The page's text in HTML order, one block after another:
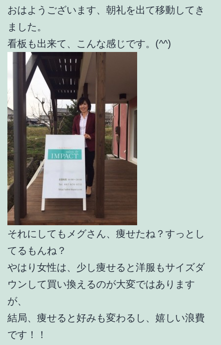
おはようございます、朝礼を出て移動してき
ました。
看板も出来て、こんな感じです。(^^)
それにしてもメグさん、痩せたね？すっとし
てるもんね？
やはり女性は、少し痩せると洋服もサイズダ
ウンして買い換えるのが大変ではあります
が、
結局、痩せると好みも変わるし、嬉しい浪費
です！！